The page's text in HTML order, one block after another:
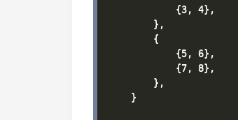
            {3, 4},
        },
        {
            {5, 6},
            {7, 8},
        },
    }